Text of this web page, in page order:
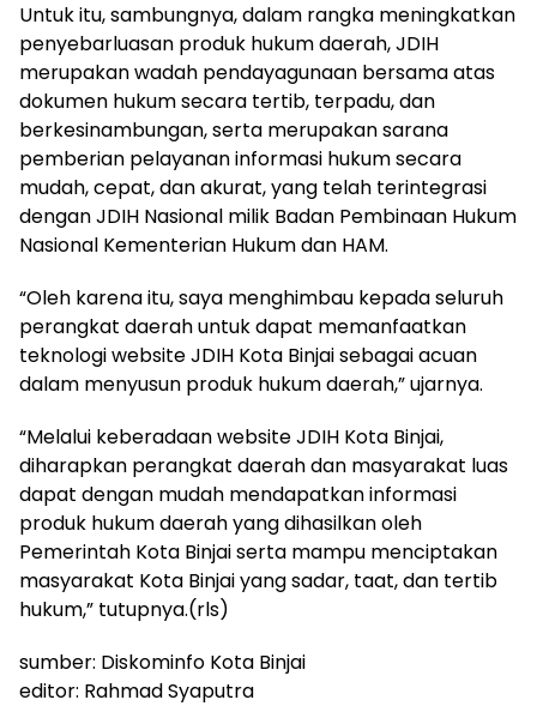
Untuk itu, sambungnya, dalam rangka meningkatkan
penyebarluasan produk hukum daerah, JDIH
merupakan wadah pendayagunaan bersama atas
dokumen hukum secara tertib, terpadu, dan
berkesinambungan, serta merupakan sarana
pemberian pelayanan informasi hukum secara
mudah, cepat, dan akurat, yang telah terintegrasi
dengan JDIH Nasional milik Badan Pembinaan Hukum
Nasional Kementerian Hukum dan HAM.
“Oleh karena itu, saya menghimbau kepada seluruh
perangkat daerah untuk dapat memanfaatkan
teknologi website JDIH Kota Binjai sebagai acuan
dalam menyusun produk hukum daerah,” ujarnya.
“Melalui keberadaan website JDIH Kota Binjai,
diharapkan perangkat daerah dan masyarakat luas
dapat dengan mudah mendapatkan informasi
produk hukum daerah yang dihasilkan oleh
Pemerintah Kota Binjai serta mampu menciptakan
masyarakat Kota Binjai yang sadar, taat, dan tertib
hukum,” tutupnya.(rls)
sumber: Diskominfo Kota Binjai
editor: Rahmad Syaputra